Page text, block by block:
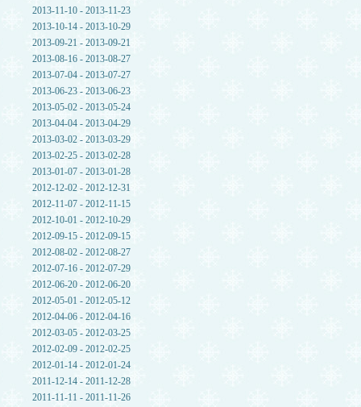
2013-11-10 - 2013-11-23
2013-10-14 - 2013-10-29
2013-09-21 - 2013-09-21
2013-08-16 - 2013-08-27
2013-07-04 - 2013-07-27
2013-06-23 - 2013-06-23
2013-05-02 - 2013-05-24
2013-04-04 - 2013-04-29
2013-03-02 - 2013-03-29
2013-02-25 - 2013-02-28
2013-01-07 - 2013-01-28
2012-12-02 - 2012-12-31
2012-11-07 - 2012-11-15
2012-10-01 - 2012-10-29
2012-09-15 - 2012-09-15
2012-08-02 - 2012-08-27
2012-07-16 - 2012-07-29
2012-06-20 - 2012-06-20
2012-05-01 - 2012-05-12
2012-04-06 - 2012-04-16
2012-03-05 - 2012-03-25
2012-02-09 - 2012-02-25
2012-01-14 - 2012-01-24
2011-12-14 - 2011-12-28
2011-11-11 - 2011-11-26